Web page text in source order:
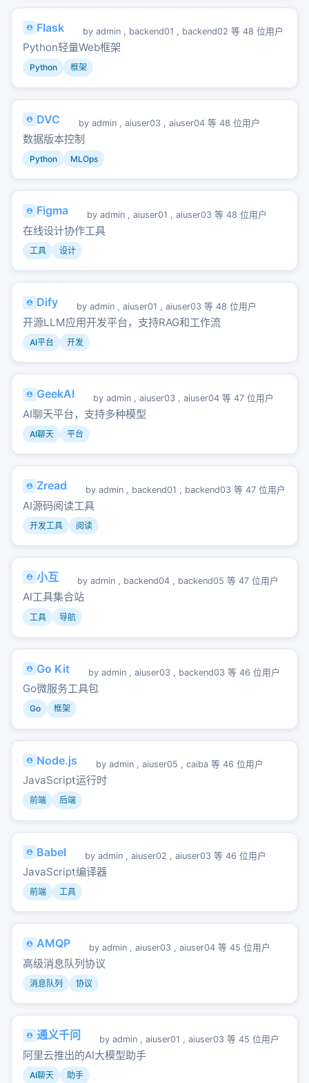
Flask by admin , backend01 , backend02 等 48 位用户
Python轻量Web框架
Python 框架
DVC by admin , aiuser03 , aiuser04 等 48 位用户
数据版本控制
Python MLOps
Figma by admin , aiuser01 , aiuser03 等 48 位用户
在线设计协作工具
工具 设计
Dify by admin , aiuser01 , aiuser03 等 48 位用户
开源LLM应用开发平台，支持RAG和工作流
AI平台 开发
GeekAI by admin , aiuser03 , aiuser04 等 47 位用户
AI聊天平台，支持多种模型
AI聊天 平台
Zread by admin , backend01 , backend03 等 47 位用户
AI源码阅读工具
开发工具 阅读
小互 by admin , backend04 , backend05 等 47 位用户
AI工具集合站
工具 导航
Go Kit by admin , aiuser03 , backend03 等 46 位用户
Go微服务工具包
Go 框架
Node.js by admin , aiuser05 , caiba 等 46 位用户
JavaScript运行时
前端 后端
Babel by admin , aiuser02 , aiuser03 等 46 位用户
JavaScript编译器
前端 工具
AMQP by admin , aiuser03 , aiuser04 等 45 位用户
高级消息队列协议
消息队列 协议
通义千问 by admin , aiuser01 , aiuser03 等 45 位用户
阿里云推出的AI大模型助手
AI聊天 助手